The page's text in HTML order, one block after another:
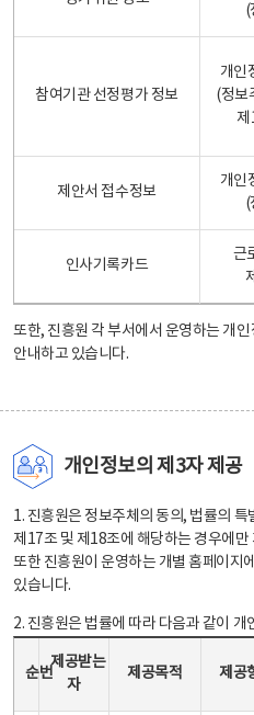
(
참여기관 선정평가 정보
개인
(정보
제
제안서 접수정보
개인
(
인사기록카드
근
또한, 진흥원 각 부서에서 운영하는 개
안내하고 있습니다.
개인정보의 제3자 제공
1. 진흥원은 정보주체의 동의, 법률의 특
제17조 및 제18조에 해당하는 경우에
또한 진흥원이 운영하는 개별 홈페이지
있습니다.
2. 진흥원은 법률에 따라 다음과 같이 개
순번
제공받는
자
제공목적 제공